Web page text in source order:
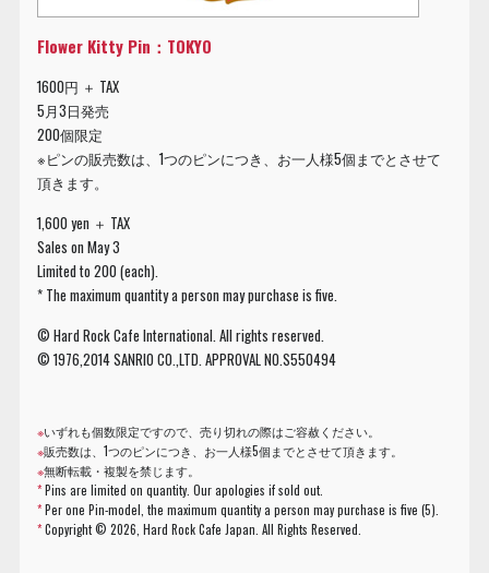
Flower Kitty Pin：TOKYO
1600円 ＋ TAX
5月3日発売
200個限定
※ピンの販売数は、1つのピンにつき、お一人様5個までとさせて
頂きます。
1,600 yen ＋ TAX
Sales on May 3
Limited to 200 (each).
* The maximum quantity a person may purchase is five.
© Hard Rock Cafe International. All rights reserved.
© 1976,2014 SANRIO CO.,LTD. APPROVAL NO.S550494
※いずれも個数限定ですので、売り切れの際はご容赦ください。
※販売数は、1つのピンにつき、お一人様5個までとさせて頂きます。
※無断転載・複製を禁じます。
*Pins are limited on quantity. Our apologies if sold out.
*Per one Pin-model, the maximum quantity a person may purchase is five (5).
*Copyright ©2026, Hard Rock Cafe Japan. All Rights Reserved.